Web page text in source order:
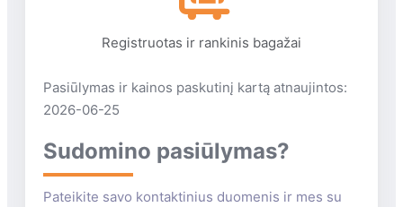
Registruotas ir rankinis bagažai
Pasiūlymas ir kainos paskutinį kartą atnaujintos:
2026-06-25
Sudomino pasiūlymas?
Pateikite savo kontaktinius duomenis ir mes su